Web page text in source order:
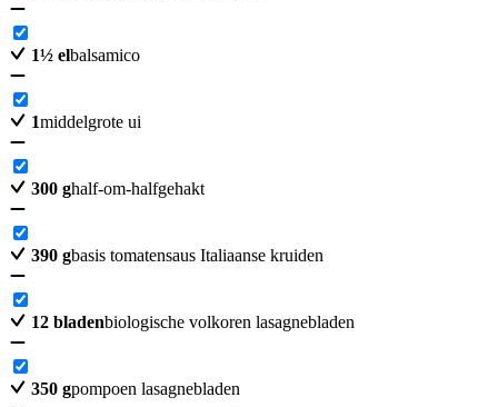
1½ elbalsamico
1middelgrote ui
300 ghalf-om-halfgehakt
390 gbasis tomatensaus Italiaanse kruiden
12 bladenbiologische volkoren lasagnebladen
350 gpompoen lasagnebladen